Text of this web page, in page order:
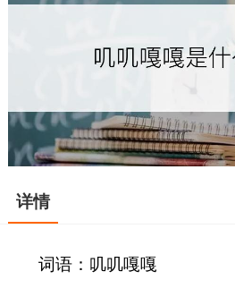
详情
词语：叽叽嘎嘎